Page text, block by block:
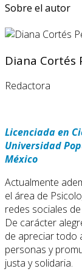
Sobre el autor
Diana Cortés
Redactora
Licenciada en
Universidad
México
Actualmente
el área de
redes sociales
De carácter
de apreciar todo
personas y
justa y solidaria.